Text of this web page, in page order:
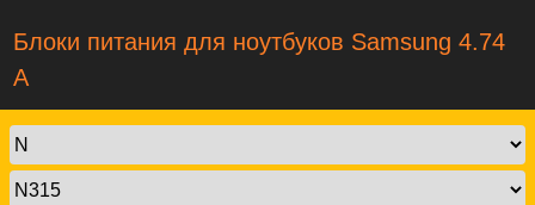
Блоки питания для ноутбуков Samsung 4.74
A